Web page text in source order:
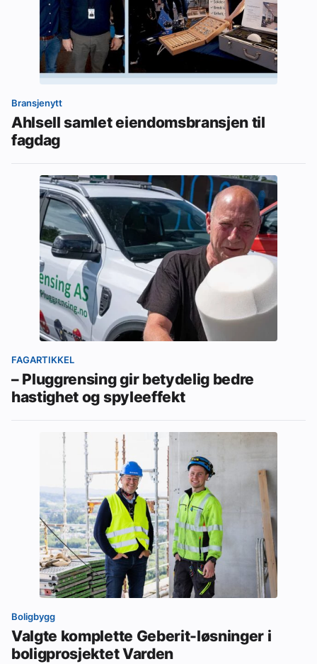
Bransjenytt
Ahlsell samlet eiendomsbransjen til
fagdag
FAGARTIKKEL
– Pluggrensing gir betydelig bedre
hastighet og spyleeffekt
Boligbygg
Valgte komplette Geberit-løsninger i
boligprosjektet Varden